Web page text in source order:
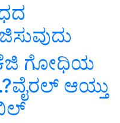
ಕೆಜಿ ಗೋಧಿಯ
ಆಯ್ತು